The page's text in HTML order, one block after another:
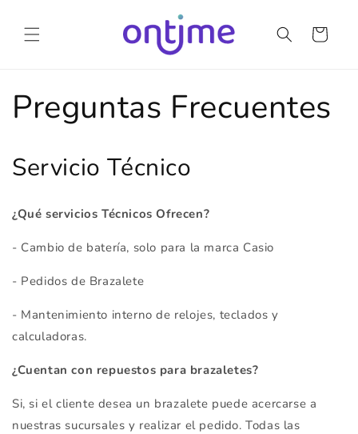
al contenido
Carrito
Preguntas Frecuentes
Servicio Técnico
¿Qué servicios Técnicos Ofrecen?
- Cambio de batería, solo para la marca Casio
- Pedidos de Brazalete
- Mantenimiento interno de relojes, teclados y
calculadoras.
¿Cuentan con repuestos para brazaletes?
Si, si el cliente desea un brazalete puede acercarse a
nuestras sucursales y realizar el pedido. Todas las